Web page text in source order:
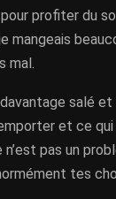
profiter du
mangeais
mal.
salé
et ce
pas un
tes